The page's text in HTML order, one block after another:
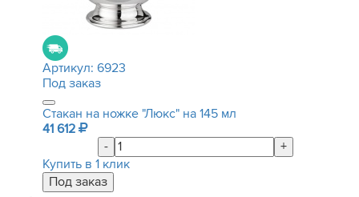
Артикул: 6923
Под заказ
Стакан на ножке "Люкс" на 145 мл
41 612
-
+
Купить в 1 клик